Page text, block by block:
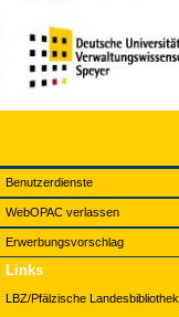
Benutzerdienste
WebOPAC verlassen
Erwerbungsvorschlag
Links
LBZ/Pfälzische Landesbibliothek